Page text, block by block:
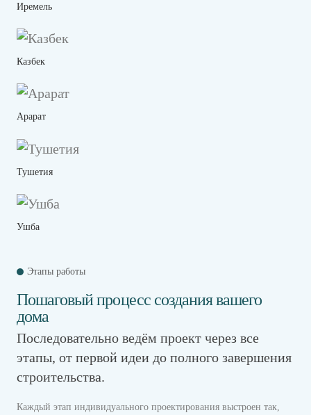
Иремель
Казбек
Арарат
Тушетия
Ушба
Этапы работы
Пошаговый процесс создания вашего
дома
Последовательно ведём проект через все
этапы, от первой идеи до полного завершения
строительства.
Каждый этап индивидуального проектирования выстроен так,